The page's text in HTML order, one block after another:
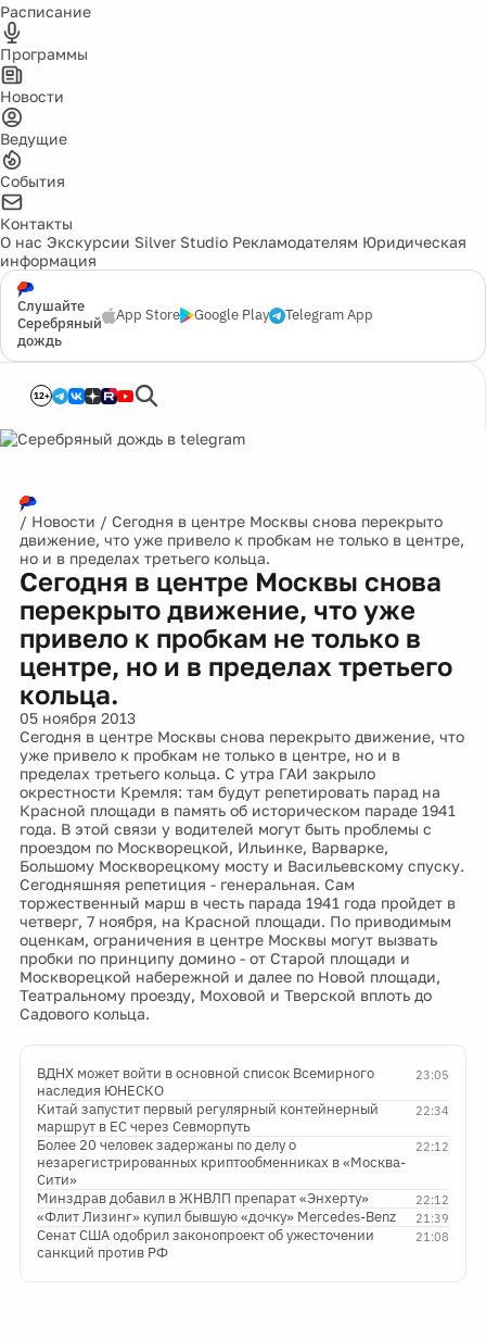
Расписание
Программы
Новости
Ведущие
События
Контакты
О нас Экскурсии Silver Studio Рекламодателям Юридическая
информация
Слушайте
Серебряный
дождь
App Store Google Play Telegram App
12+
/ Новости / Сегодня в центре Москвы снова перекрыто
движение, что уже привело к пробкам не только в центре,
но и в пределах третьего кольца.
Сегодня в центре Москвы снова
перекрыто движение, что уже
привело к пробкам не только в
центре, но и в пределах третьего
кольца.
05 ноября 2013
Сегодня в центре Москвы снова перекрыто движение, что
уже привело к пробкам не только в центре, но и в
пределах третьего кольца. С утра ГАИ закрыло
окрестности Кремля: там будут репетировать парад на
Красной площади в память об историческом параде 1941
года. В этой связи у водителей могут быть проблемы с
проездом по Москворецкой, Ильинке, Варварке,
Большому Москворецкому мосту и Васильевскому спуску.
Сегодняшняя репетиция - генеральная. Сам
торжественный марш в честь парада 1941 года пройдет в
четверг, 7 ноября, на Красной площади. По приводимым
оценкам, ограничения в центре Москвы могут вызвать
пробки по принципу домино - от Старой площади и
Москворецкой набережной и далее по Новой площади,
Театральному проезду, Моховой и Тверской вплоть до
Садового кольца.
23:05
ВДНХ может войти в основной список Всемирного
наследия ЮНЕСКО
22:34
Китай запустит первый регулярный контейнерный
маршрут в ЕС через Севморпуть
22:12
Более 20 человек задержаны по делу о
незарегистрированных криптообменниках в «Москва-
Сити»
22:12
Минздрав добавил в ЖНВЛП препарат «Энхерту»
21:39
«Флит Лизинг» купил бывшую «дочку» Mercedes-Benz
21:08
Сенат США одобрил законопроект об ужесточении
санкций против РФ